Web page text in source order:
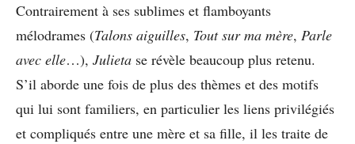
Contrairement à ses sublimes et flamboyants
mélodrames (Talons aiguilles, Tout sur ma mère, Parle
avec elle…), Julieta se révèle beaucoup plus retenu.
S’il aborde une fois de plus des thèmes et des motifs
qui lui sont familiers, en particulier les liens privilégiés
et compliqués entre une mère et sa fille, il les traite de